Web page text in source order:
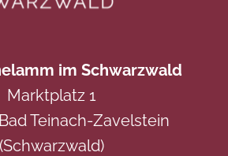
im Schwarzwald
Marktplatz 1
Teinach-Zavelstein
(Schwarzwald)